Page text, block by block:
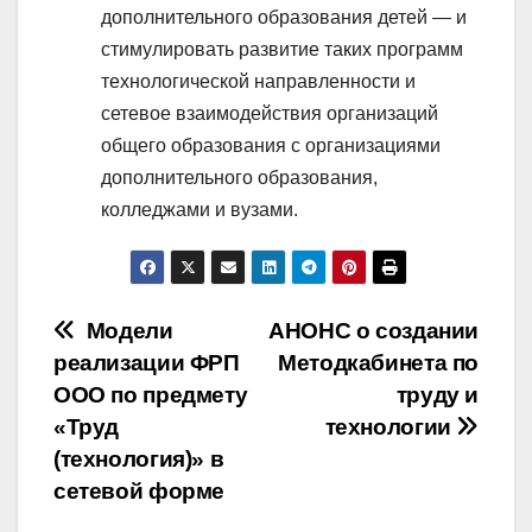
дополнительного образования детей — и
стимулировать развитие таких программ
технологической направленности и
сетевое взаимодействия организаций
общего образования с организациями
дополнительного образования,
колледжами и вузами.
Навигация
по
записям
АНОНС о создании
Методкабинета по
труду и
технологии
Модели
реализации ФРП
ООО по предмету
«Труд
(технология)» в
сетевой форме